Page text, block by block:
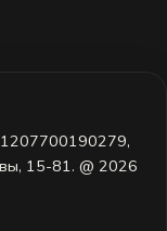
15-81. @ 2026 ㅤ